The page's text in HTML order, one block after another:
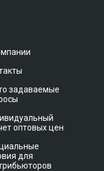
задаваемые
оптовых цен
для